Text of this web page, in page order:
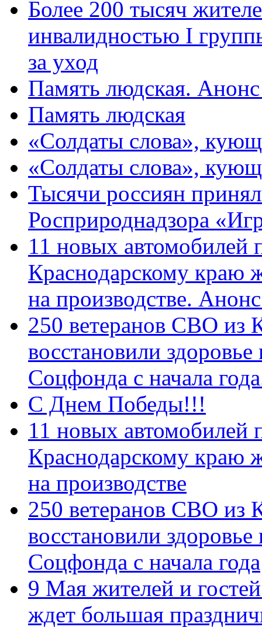
Более 200 тысяч
инвалидностью I
за уход
Память людская.
Память людская
«Солдаты слова»,
«Солдаты слова»,
Тысячи россиян
Росприроднадзора
11 новых автомобилей
Краснодарскому краю
на производстве.
250 ветеранов СВО из
восстановили
Соцфонда с начала
С Днем Победы!!!
11 новых автомобилей
Краснодарскому краю
на производстве
250 ветеранов СВО из
восстановили
Соцфонда с начала года
9 Мая жителей и
ждет большая